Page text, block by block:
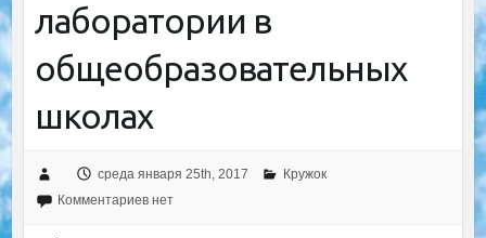
лаборатории в
общеобразовательных
школах
среда января 25th, 2017
Кружок
Комментариев нет